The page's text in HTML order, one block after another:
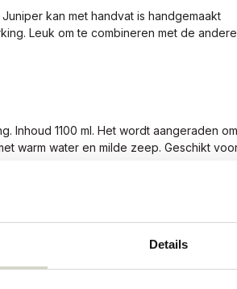
Details
kan met handvat is handgemaakt
Leuk om te combineren met de andere
Inhoud 1100 ml. Het wordt aangeraden om
warm water en milde zeep. Geschikt